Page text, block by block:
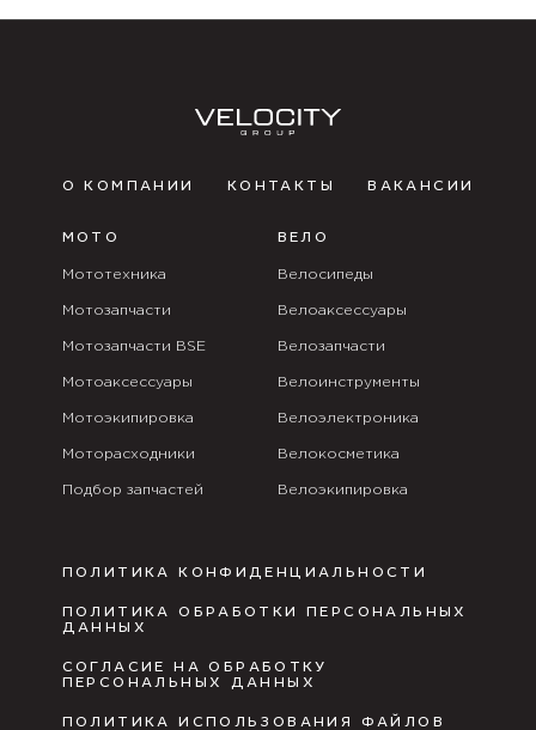
О КОМПАНИИ КОНТАКТЫ ВАКАНСИИ
МОТО
Мототехника
Мотозапчасти
Мотозапчасти BSE
Мотоаксессуары
Мотоэкипировка
Моторасходники
Подбор запчастей
ВЕЛО
Велосипеды
Велоаксессуары
Велозапчасти
Велоинструменты
Велоэлектроника
Велокосметика
Велоэкипировка
ПОЛИТИКА КОНФИДЕНЦИАЛЬНОСТИ
ПОЛИТИКА ОБРАБОТКИ ПЕРСОНАЛЬНЫХ
ДАННЫХ
СОГЛАСИЕ НА ОБРАБОТКУ
ПЕРСОНАЛЬНЫХ ДАННЫХ
ПОЛИТИКА ИСПОЛЬЗОВАНИЯ ФАЙЛОВ